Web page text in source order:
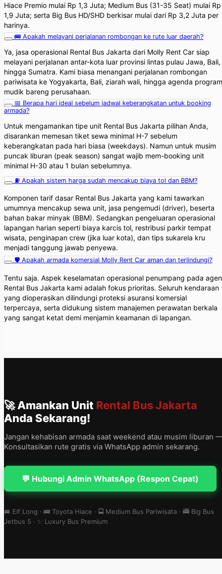
Hiace Premio mulai Rp 1,3 Juta; Medium Bus (31-35 Seat) mulai Rp
1,9 Juta; serta Big Bus HD/SHD berkisar mulai dari Rp 3,2 Juta per
harinya.
🚌 Apakah melayani perjalanan rombongan ke rute luar daerah?
Ya, jasa operasional Rental Bus Jakarta dari Molly Rent Car siap
melayani perjalanan antar-kota luar provinsi lintas pulau Jawa, Bali,
hingga Sumatra. Kami biasa menangani perjalanan rombongan
pariwisata ke Yogyakarta, Bali, ziarah wali, hingga agenda program
mudik bareng perusahaan.
📅 Berapa hari ideal sebelum jadwal keberangkatan untuk booking
armada?
Untuk mengamankan tipe unit Rental Bus Jakarta pilihan Anda,
disarankan memesan tiket sewa minimal H-7 sebelum
keberangkatan pada hari biasa (weekdays). Namun untuk musim
puncak liburan (peak season) sangat wajib mem-booking unit
minimal H-30 atau 1 bulan sebelumnya.
⛽ Apakah sistem harga sudah mencakup biaya tol dan BBM?
Komponen tarif dasar Rental Bus Jakarta yang kami tawarkan
umumnya mencakup sewa unit, jasa pengemudi (driver), beserta
bahan bakar minyak (BBM). Sedangkan pengeluaran operasional
lapangan harian seperti biaya karcis tol, restribusi parkir tempat
wisata, penginapan crew (jika luar kota), dan tips sukarela kru
menjadi tanggung jawab penyewa.
🛡️ Apakah armada komersial Molly Rent Car aman dan terlindungi?
Tentu saja. Aspek keselamatan operasional penumpang pada agen
Rental Bus Jakarta kami adalah fokus prioritas. Seluruh kendaraan
yang dioperasikan dilindungi proteksi asuransi komersial
terpercaya, serta didukung sistem manajemen perawatan berkala
yang sangat ketat demi menjamin keamanan di lapangan.
🚀 Amankan Unit Rental Bus Jakarta
Anda Sekarang!
Jangan kehabisan armada saat weekend atau musim liburan
Konsultasikan rute gratis via WhatsApp admin sekarang.
💬 Hubungi Admin WhatsApp (Respon Cepat)
🚐 Elf Long · 🚌 Toyota Hiace · 🚍 Medium Bus Pariwisata · 🚎 Big Bus
Jetbus 5 · ✨ Luxury Bus Premium